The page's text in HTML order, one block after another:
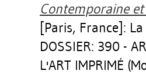
Contemporaine
[Paris, France]:
DOSSIER: 390 -
L'ART IMPRIMÉ